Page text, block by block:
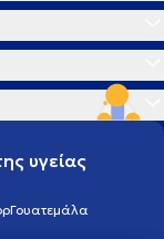
υγείας
Γουατεμάλα